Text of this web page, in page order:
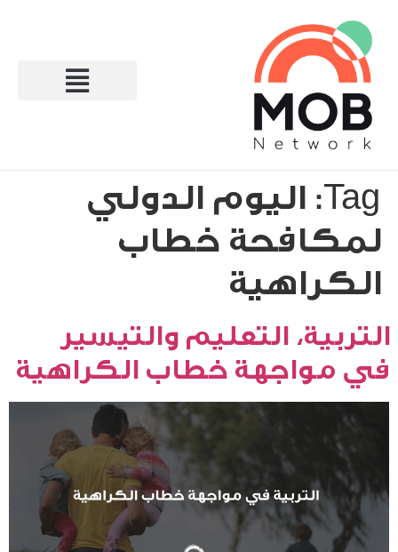
Tag: اليوم الدولي
لمكافحة خطاب
الكراهية
التربية، التعليم والتيسير
في مواجهة خطاب الكراهية